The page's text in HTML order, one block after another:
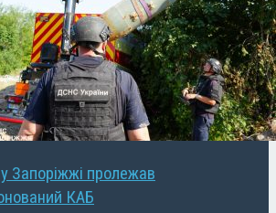
Запоріжжі пролежав
КАБ